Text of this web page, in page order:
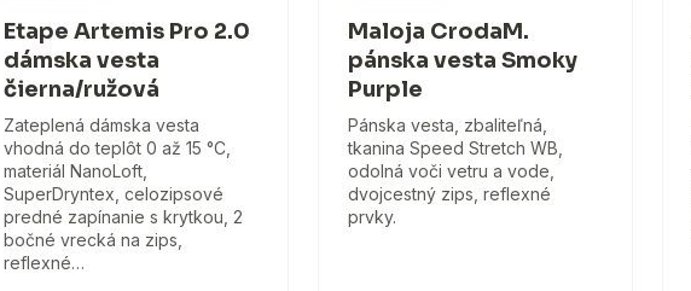
Etape Artemis Pro 2.0
dámska vesta
čierna/ružová
Zateplená dámska vesta
vhodná do teplôt 0 až 15 °C,
materiál NanoLoft,
SuperDryntex, celozipsové
predné zapínanie s krytkou, 2
bočné vrecká na zips,
reflexné…
Maloja CrodaM.
pánska vesta Smoky
Purple
Pánska vesta, zbaliteľná,
tkanina Speed ​​Stretch WB,
odolná voči vetru a vode,
dvojcestný zips, reflexné
prvky.